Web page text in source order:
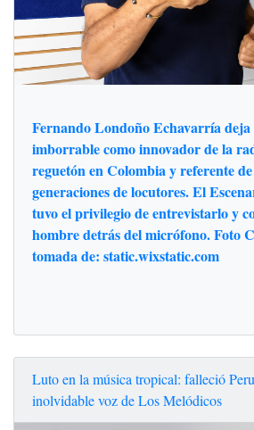
Fernando Londoño Echavarría deja
imborrable como innovador de la
reguetón en Colombia y referente
generaciones de locutores. El
tuvo el privilegio de entrevistarlo y
hombre detrás del micrófono. Foto
tomada de: static.wixstatic.com
Luto en la música tropical: falleció
inolvidable voz de Los Melódicos